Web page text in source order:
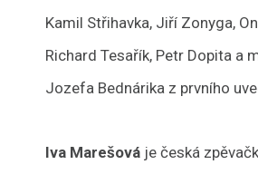
Kamil Střihavka, Jiří Zonyga,
Richard Tesařík, Petr Dopita a
Jozefa Bednárika z prvního
Iva Marešová je česká